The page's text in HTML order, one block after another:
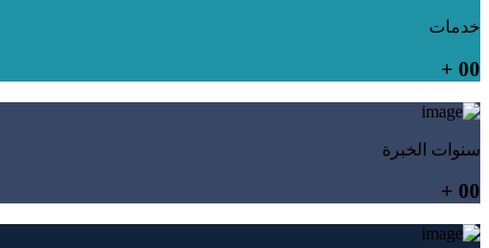
خدمات
00
+
سنوات الخبرة
00
+